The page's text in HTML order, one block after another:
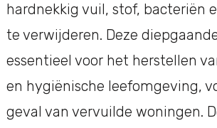
hardnekkig vuil, stof, bacteriën
te verwijderen. Deze
essentieel voor het herstellen
en hygiënische leefomgeving,
geval van vervuilde woningen.